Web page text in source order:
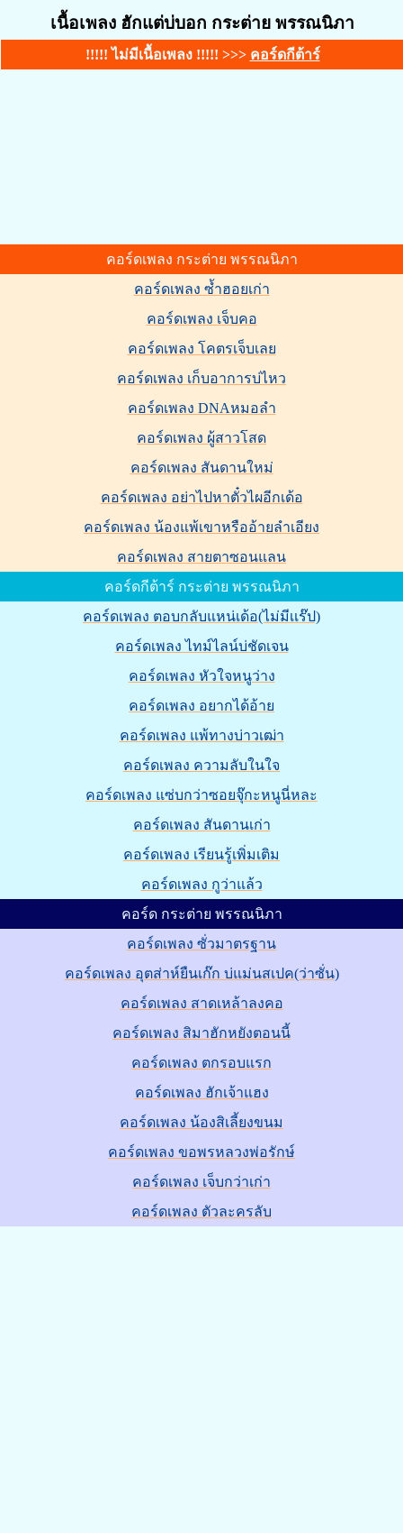
เนื้อเพลง ฮักแต่บ่บอก กระต่าย พรรณนิภา
!!!!! ไม่มีเนื้อเพลง !!!!! >>> คอร์ดกีต้าร์
คอร์ดเพลง กระต่าย พรรณนิภา
คอร์ดเพลง ซ้ำฮอยเก่า
คอร์ดเพลง เจ็บคอ
คอร์ดเพลง โคตรเจ็บเลย
คอร์ดเพลง เก็บอาการบ่ไหว
คอร์ดเพลง DNAหมอลำ
คอร์ดเพลง ผู้สาวโสด
คอร์ดเพลง สันดานใหม่
คอร์ดเพลง อย่าไปหาตั๋วไผอีกเด้อ
คอร์ดเพลง น้องแพ้เขาหรืออ้ายลำเอียง
คอร์ดเพลง สายตาซอนแลน
คอร์ดกีต้าร์ กระต่าย พรรณนิภา
คอร์ดเพลง ตอบกลับแหน่เด้อ(ไม่มีเเร๊ป)
คอร์ดเพลง ไทม์ไลน์บ่ชัดเจน
คอร์ดเพลง หัวใจหนูว่าง
คอร์ดเพลง อยากได้อ้าย
คอร์ดเพลง แพ้ทางบ่าวเฒ่า
คอร์ดเพลง ความลับในใจ
คอร์ดเพลง แซ่บกว่าซอยจุ๊กะหนูนี่หละ
คอร์ดเพลง สันดานเก่า
คอร์ดเพลง เรียนรู้เพิ่มเติม
คอร์ดเพลง กูว่าแล้ว
คอร์ด กระต่าย พรรณนิภา
คอร์ดเพลง ซั่วมาตรฐาน
คอร์ดเพลง อุตส่าห์ยืนเก๊ก บ่แม่นสเปค(ว่าซั่น)
คอร์ดเพลง สาดเหล้าลงคอ
คอร์ดเพลง สิมาฮักหยังตอนนี้
คอร์ดเพลง ตกรอบแรก
คอร์ดเพลง ฮักเจ้าแฮง
คอร์ดเพลง น้องสิเลี้ยงขนม
คอร์ดเพลง ขอพรหลวงพ่อรักษ์
คอร์ดเพลง เจ็บกว่าเก่า
คอร์ดเพลง ตัวละครลับ